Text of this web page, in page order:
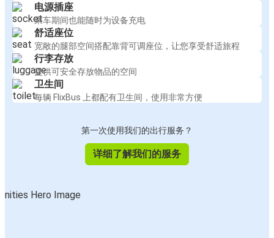
电源插座
乘车期间也能随时为设备充电
舒适座位
宽敞的腿部空间搭配靠背可调座位，让您享受舒适旅程
行李存放
提供可安全存放物品的空间
卫生间
每辆 FlixBus 上都配有卫生间，使用非常方便
第一次使用我们的出行服务？
详细了解我们的服务